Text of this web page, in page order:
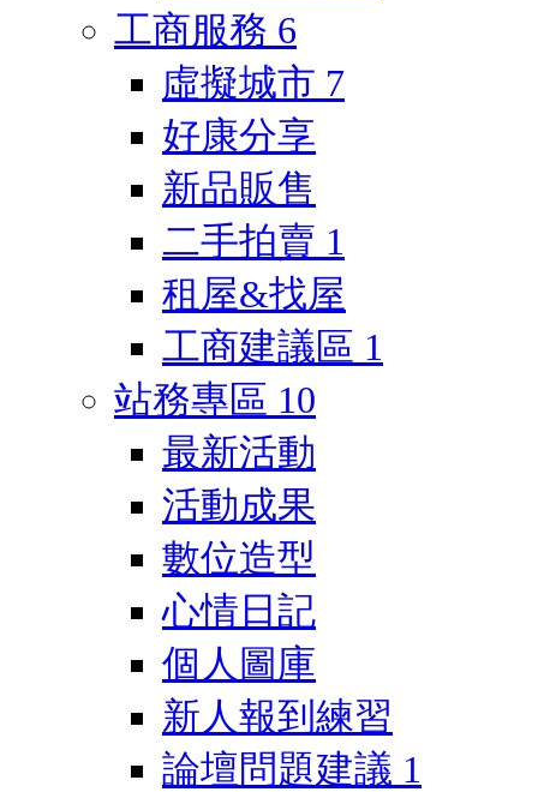
工商服務 6
虛擬城市 7
好康分享
新品販售
二手拍賣 1
租屋&找屋
工商建議區 1
站務專區 10
最新活動
活動成果
數位造型
心情日記
個人圖庫
新人報到練習
論壇問題建議 1